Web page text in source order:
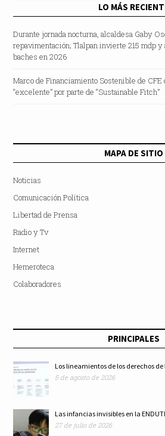
LO MÁS
Durante jornada nocturna, alcaldesa Gaby
repavimentación; Tlalpan invierte 215 mdp
baches en 2026
Marco de Financiamiento Sostenible de
“excelente” por parte de “Sustainable Fitch”
MAPA DE SITIO
Noticias
Comunicación Política
Libertad de Prensa
Radio y Tv
Internet
Hemeroteca
Colaboradores
PRINCIPALES
Los lineamientos de los derechos
5 de agosto de 2026
Las infancias invisibles en la
27 de julio de 2026